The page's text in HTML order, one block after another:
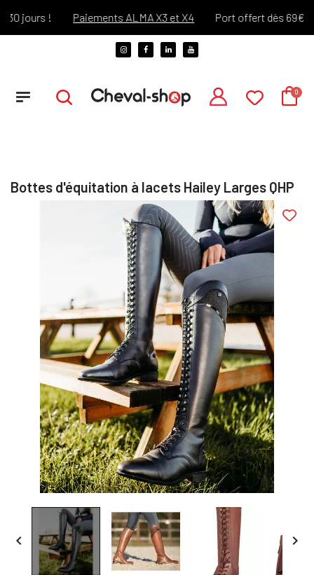
jours ! Paiements ALMA X3 et X4 Port offert dès 69€
Bottes d'équitation à lacets Hailey Larges QHP
 